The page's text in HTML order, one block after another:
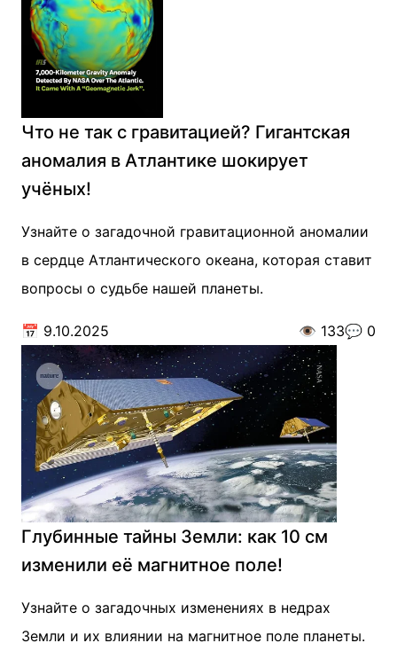
Что не так с гравитацией? Гигантская
аномалия в Атлантике шокирует
учёных!
Узнайте о загадочной гравитационной аномалии
в сердце Атлантического океана, которая ставит
вопросы о судьбе нашей планеты.
📅 9.10.2025 👁️ 133💬 0
Глубинные тайны Земли: как 10 см
изменили её магнитное поле!
Узнайте о загадочных изменениях в недрах
Земли и их влиянии на магнитное поле планеты.